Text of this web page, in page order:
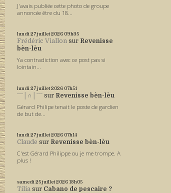
J'avais publiée cette photo de groupe
annoncée être du 18...
lundi 27juillet 2026 09h35
Frédéric Viallon sur Revenisse
bèn-lèu
Ya contradiction avec ce post pas si
lointain...
lundi 27juillet 2026 07h51
ˉˉˉ│∩│ˉˉˉ sur Revenisse bèn-lèu
Gérard Philipe tenait le poste de gardien
de but de...
lundi 27juillet 2026 07h14
Claude sur Revenisse bèn-lèu
C'est Gérard Philippe ou je me trompe. A
plus !
samedi 25 juillet 2026 13h05
Tilia sur Cabano de pescaire ?